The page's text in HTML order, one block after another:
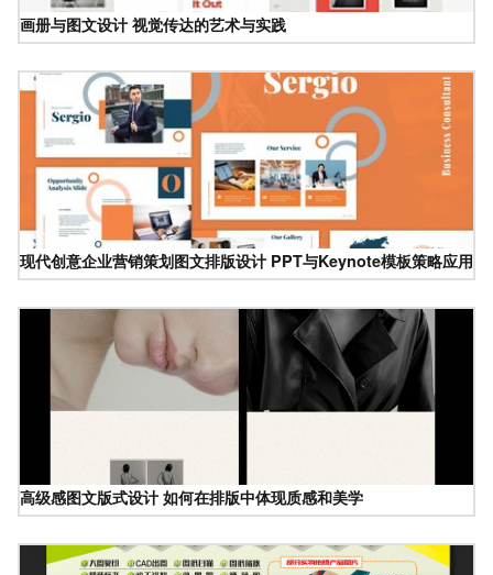
画册与图文设计 视觉传达的艺术与实践
现代创意企业营销策划图文排版设计 PPT与Keynote模板策略应用
高级感图文版式设计 如何在排版中体现质感和美学